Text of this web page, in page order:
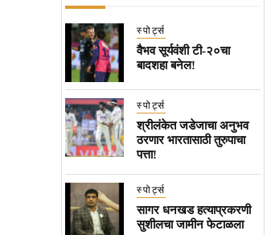
स्पोर्ट्स
वैभव सूर्यवंशी टी-२०चा
बादशहा बनेल!
स्पोर्ट्स
श्रीलंकेत जडेजाचा अनुभव
ठरणार भारतासाठी तुरुपाचा
पत्ता!
स्पोर्ट्स
सागर धनखड हत्याप्रकरणी
सुशीलचा जामीन फेटाळला